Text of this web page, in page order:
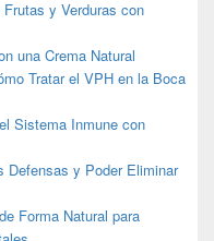
y Verduras con
una Crema Natural
Tratar el VPH en la Boca
Sistema Inmune con
Defensas y Poder Eliminar
Forma Natural para